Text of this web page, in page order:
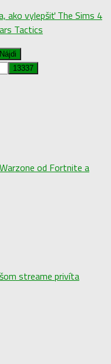
ako vylepšiť The Sims 4
Tactics
od Fortnite a
streame privíta